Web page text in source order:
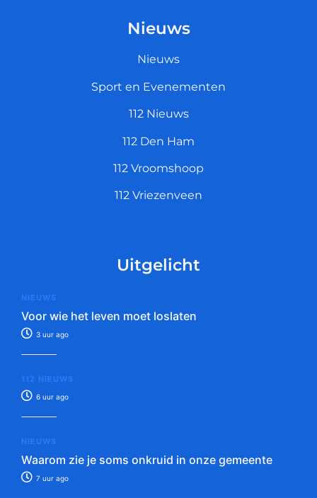
Nieuws
Nieuws
Sport en Evenementen
112 Nieuws
112 Den Ham
112 Vroomshoop
112 Vriezenveen
Uitgelicht
NIEUWS
Voor wie het leven moet loslaten
3 uur ago
112 NIEUWS
6 uur ago
NIEUWS
Waarom zie je soms onkruid in onze gemeente
7 uur ago